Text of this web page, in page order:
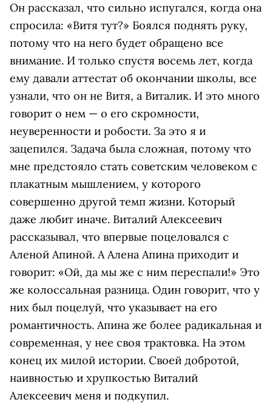
Он рассказал, что сильно испугался, когда она
спросила: «Витя тут?» Боялся поднять руку,
потому что на него будет обращено все
внимание. И только спустя восемь лет, когда
ему давали аттестат об окончании школы, все
узнали, что он не Витя, а Виталик. И это много
говорит о нем — о его скромности,
неуверенности и робости. За это я и
зацепился. Задача была сложная, потому что
мне предстояло стать советским человеком с
плакатным мышлением, у которого
совершенно другой темп жизни. Который
даже любит иначе. Виталий Алексеевич
рассказывал, что впервые поцеловался с
Аленой Апиной. А Алена Апина приходит и
говорит: «Ой, да мы же с ним переспали!» Это
же колоссальная разница. Один говорит, что у
них был поцелуй, что указывает на его
романтичность. Апина же более радикальная и
современная, у нее своя трактовка. На этом
конец их милой истории. Своей добротой,
наивностью и хрупкостью Виталий
Алексеевич меня и подкупил.